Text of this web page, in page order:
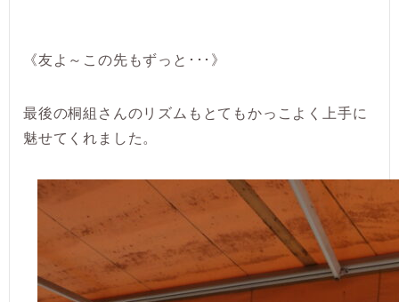
《友よ～この先もずっと･･･》
最後の桐組さんのリズムもとてもかっこよく上手に
魅せてくれました。